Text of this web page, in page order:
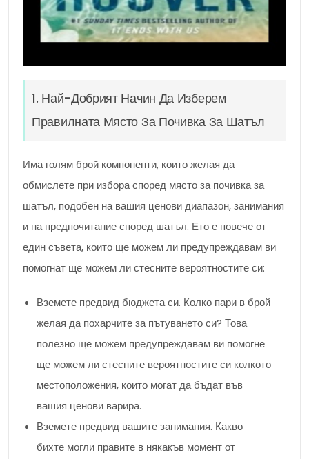
1. Най-Добрият Начин Да Изберем
Правилната Място За Почивка За Шатъл
Има голям брой компоненти, които желая да
обмислете при избора според място за почивка за
шатъл, подобен на вашия ценови диапазон, занимания
и на предпочитание според шатъл. Ето е повече от
един съвета, които ще можем ли предупреждавам ви
помогнат ще можем ли стесните вероятностите си:
Вземете предвид бюджета си. Колко пари в брой
желая да похарчите за пътуването си? Това
полезно ще можем предупреждавам ви помогне
ще можем ли стесните вероятностите си колкото
местоположения, които могат да бъдат във
вашия ценови варира.
Вземете предвид вашите занимания. Какво
бихте могли правите в някакъв момент от